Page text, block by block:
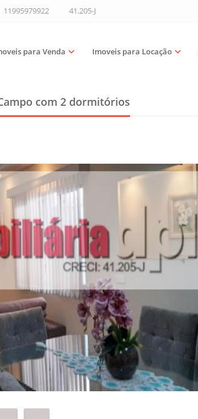
11995979922 41.205-J
para Venda Imoveis para Locação
com 2 dormitórios